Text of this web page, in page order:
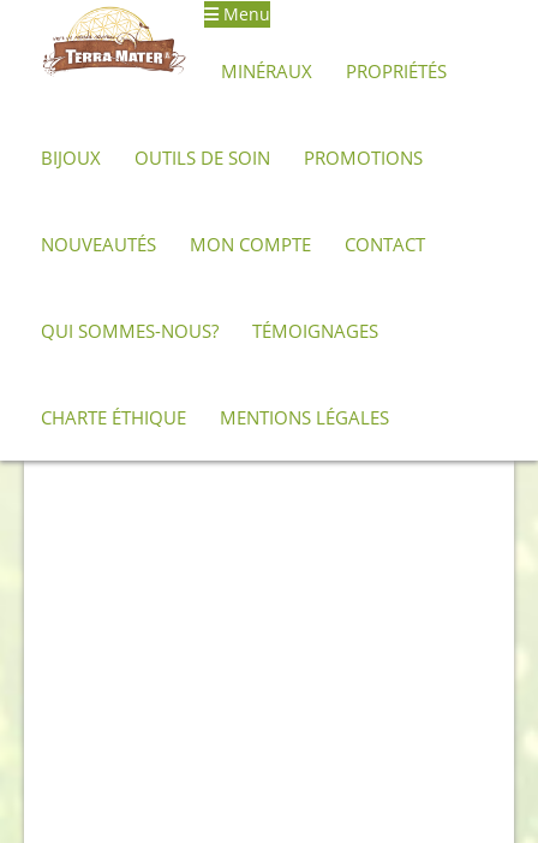
Aller
Aller
au
Menu
MINÉRAUX PROPRIÉTÉS
BIJOUX OUTILS DE SOIN PROMOTIONS
NOUVEAUTÉS MON COMPTE CONTACT
QUI SOMMES-NOUS? TÉMOIGNAGES
CHARTE ÉTHIQUE MENTIONS LÉGALES
Accueil Bijoux et créations artisanales
Cabochons